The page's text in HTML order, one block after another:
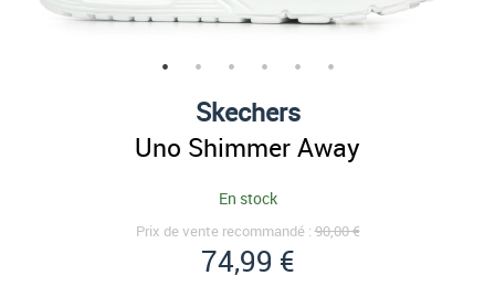
Skechers
Uno Shimmer Away
En stock
Prix de vente recommandé :90,00 €
74,99 €